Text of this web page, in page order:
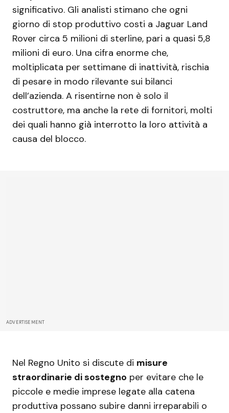
significativo. Gli analisti stimano che ogni
giorno di stop produttivo costi a Jaguar Land
Rover circa 5 milioni di sterline, pari a quasi 5,8
milioni di euro. Una cifra enorme che,
moltiplicata per settimane di inattività, rischia
di pesare in modo rilevante sui bilanci
dell’azienda. A risentirne non è solo il
costruttore, ma anche la rete di fornitori, molti
dei quali hanno già interrotto la loro attività a
causa del blocco.
ADVERTISEMENT
Nel Regno Unito si discute di misure
straordinarie di sostegno per evitare che le
piccole e medie imprese legate alla catena
produttiva possano subire danni irreparabili o